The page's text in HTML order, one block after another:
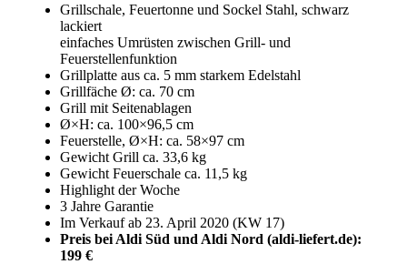
Grillschale, Feuertonne und Sockel Stahl, schwarz
lackiert
einfaches Umrüsten zwischen Grill- und
Feuerstellenfunktion
Grillplatte aus ca. 5 mm starkem Edelstahl
Grillfäche Ø: ca. 70 cm
Grill mit Seitenablagen
Ø×H: ca. 100×96,5 cm
Feuerstelle, Ø×H: ca. 58×97 cm
Gewicht Grill ca. 33,6 kg
Gewicht Feuerschale ca. 11,5 kg
Highlight der Woche
3 Jahre Garantie
Im Verkauf ab 23. April 2020 (KW 17)
Preis bei Aldi Süd und Aldi Nord (aldi-liefert.de):
199 €